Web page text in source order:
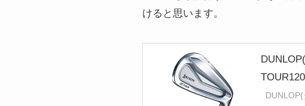
けると思います。